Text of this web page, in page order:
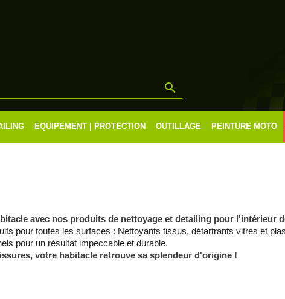

EQUIPEMENT | PROTECTION OUTILLAGE PEINTURE MOTO
avec nos produits de nettoyage et detailing pour l'intérieur
pour toutes les surfaces : Nettoyants tissus, détartrants vitres et
pour un résultat impeccable et durable.
votre habitacle retrouve sa splendeur d'origine !